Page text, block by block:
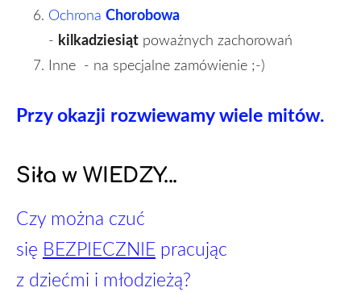
Ochrona Chorobowa
- kilkadziesiąt poważnych zachorowań
Inne - na specjalne zamówienie ;-)
Przy okazji rozwiewamy wiele mitów.
Siła w WIEDZY...
Czy można czuć
się BEZPIECZNIE pracując
z dziećmi i młodzieżą?